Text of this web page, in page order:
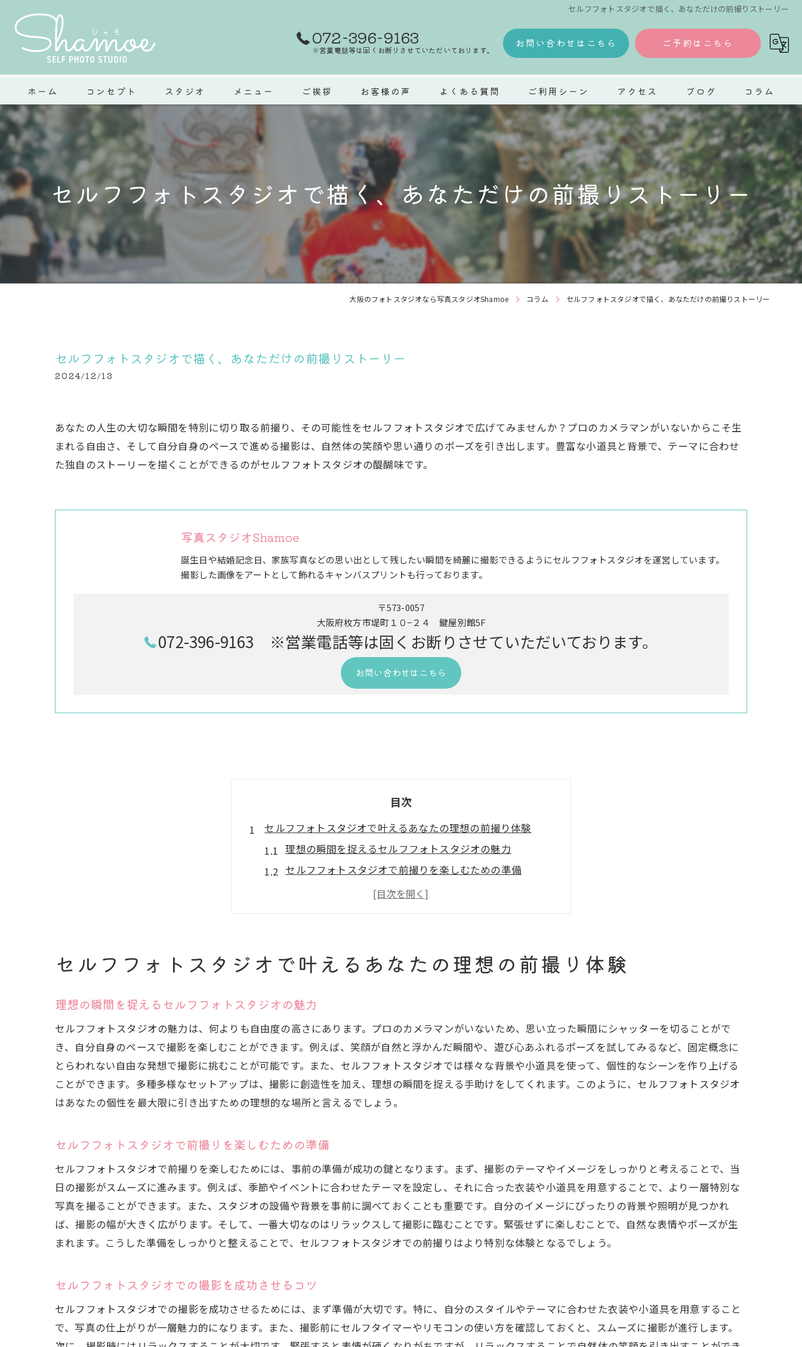
セルフフォトスタジオで描く、あなただけの前撮りストーリー
072-396-9163
※営業電話等は固くお断りさせていただいております。
お問い合わせはこちら ご予約はこちら
ホーム コンセプト スタジオ メニュー ご挨拶 お客様の声 よくある質問 ご利用シーン
ウェディング
マタニティ
七五三
成人式
ペット
アクセス ブログ コラム
セルフフォトスタジオで描く、あなただけの前撮りストーリー
大阪のフォトスタジオなら写真スタジオShamoe コラム セルフフォトスタジオで描く、あなただけの前撮りストーリー
セルフフォトスタジオで描く、あなただけの前撮りストーリー
2024/12/13
あなたの人生の大切な瞬間を特別に切り取る前撮り、その可能性をセルフフォトスタジオで広げてみませんか？プロのカメラマンがいないからこそ生
まれる自由さ、そして自分自身のペースで進める撮影は、自然体の笑顔や思い通りのポーズを引き出します。豊富な小道具と背景で、テーマに合わせ
た独自のストーリーを描くことができるのがセルフフォトスタジオの醍醐味です。
写真スタジオShamoe
誕生日や結婚記念日、家族写真などの思い出として残したい瞬間を綺麗に撮影できるようにセルフフォトスタジオを運営しています。
撮影した画像をアートとして飾れるキャンバスプリントも行っております。
〒573-0057
大阪府枚方市堤町１０−２４ 鍵屋別館5F
072-396-9163 ※営業電話等は固くお断りさせていただいております。
お問い合わせはこちら
目次
セルフフォトスタジオで叶えるあなたの理想の前撮り体験
理想の瞬間を捉えるセルフフォトスタジオの魅力
セルフフォトスタジオで前撮りを楽しむための準備
セルフフォトスタジオでの撮影を成功させるコツ
セルフフォトスタジオで心に残る前撮りを
自由な発想で楽しむセルフフォトスタジオの魅力
セルフフォトスタジオの自由な空間を活用する
あなたの個性を表現するセルフフォトスタジオ
セルフフォトスタジオでの自由なポーズと演出
セルフフォトスタジオで自分だけのアートを生み出す
セルフフォトスタジオが前撮りに人気の理由
セルフフォトスタジオで得られる特別な体験
セルフフォトスタジオが提供する前撮りのメリット
セルフフォトスタジオを選ぶ際のポイント
セルフフォトスタジオで前撮りを選ぶ価値
セルフフォトスタジオで引き出す自然体の笑顔
セルフフォトスタジオでリラックスするコツ
セルフフォトスタジオの環境がもたらす自然な笑顔
セルフフォトスタジオでの自然な表情をキャッチ
セルフフォトスタジオで叶えるあなたの理想の前撮り体験
理想の瞬間を捉えるセルフフォトスタジオの魅力
セルフフォトスタジオの魅力は、何よりも自由度の高さにあります。プロのカメラマンがいないため、思い立った瞬間にシャッターを切ることがで
き、自分自身のペースで撮影を楽しむことができます。例えば、笑顔が自然と浮かんだ瞬間や、遊び心あふれるポーズを試してみるなど、固定概念に
とらわれない自由な発想で撮影に挑むことが可能です。また、セルフフォトスタジオでは様々な背景や小道具を使って、個性的なシーンを作り上げる
ことができます。多種多様なセットアップは、撮影に創造性を加え、理想の瞬間を捉える手助けをしてくれます。このように、セルフフォトスタジオ
はあなたの個性を最大限に引き出すための理想的な場所と言えるでしょう。
セルフフォトスタジオで前撮りを楽しむための準備
セルフフォトスタジオで前撮りを楽しむためには、事前の準備が成功の鍵となります。まず、撮影のテーマやイメージをしっかりと考えることで、当
日の撮影がスムーズに進みます。例えば、季節やイベントに合わせたテーマを設定し、それに合った衣装や小道具を用意することで、より一層特別な
写真を撮ることができます。また、スタジオの設備や背景を事前に調べておくことも重要です。自分のイメージにぴったりの背景や照明が見つかれ
ば、撮影の幅が大きく広がります。そして、一番大切なのはリラックスして撮影に臨むことです。緊張せずに楽しむことで、自然な表情やポーズが生
まれます。こうした準備をしっかりと整えることで、セルフフォトスタジオでの前撮りはより特別な体験となるでしょう。
セルフフォトスタジオでの撮影を成功させるコツ
セルフフォトスタジオでの撮影を成功させるためには、まず準備が大切です。特に、自分のスタイルやテーマに合わせた衣装や小道具を用意すること
で、写真の仕上がりが一層魅力的になります。また、撮影前にセルフタイマーやリモコンの使い方を確認しておくと、スムーズに撮影が進行します。